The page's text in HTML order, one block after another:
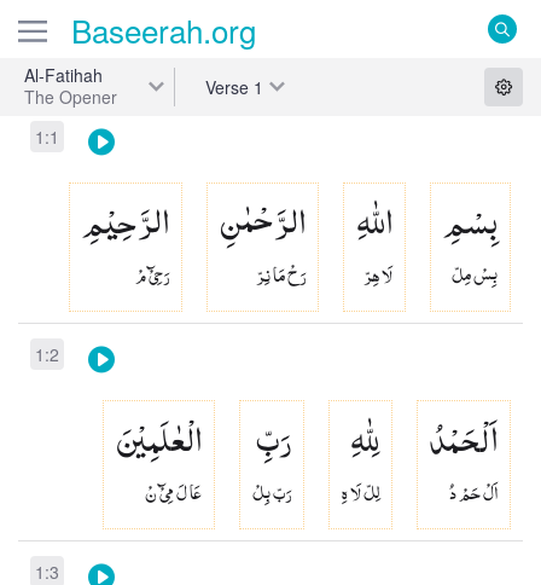
Baseerah.org
Al-Fatihah
The Opener
Verse 1
1:1
بِسْمِ
بِسْ مِلّ
اللّٰهِ
لَا هِرّ
الرَّحْمٰنِ
رَحْ مَا نِرّ
الرَّحِیْمِ
رَحِىْٓ مْ
1:2
اَلْحَمْدُ
اَلْ حَمْ دُ
لِلّٰهِ
لِلّ لَا هِ
رَبِّ
رَبّ بِلْ
الْعٰلَمِیْنَ
عَا لَ مِىْٓ نْ
1:3